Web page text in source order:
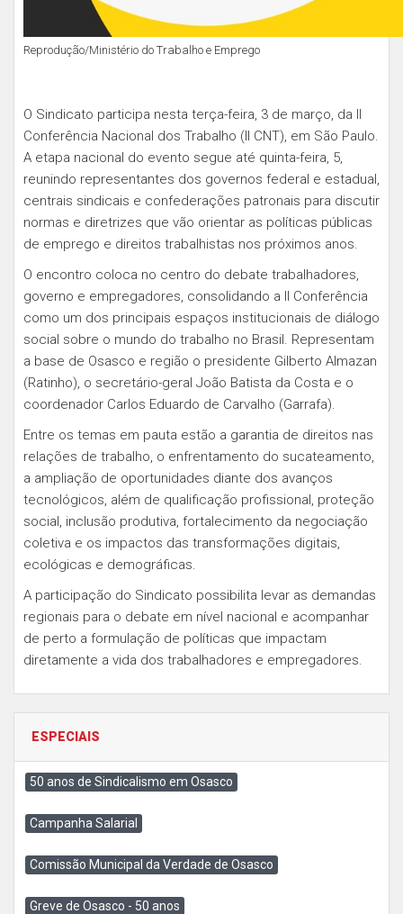
Reprodução/Ministério do Trabalho e Emprego
O Sindicato participa nesta terça-feira, 3 de março, da II
Conferência Nacional dos Trabalho (II CNT), em São Paulo.
A etapa nacional do evento segue até quinta-feira, 5,
reunindo representantes dos governos federal e estadual,
centrais sindicais e confederações patronais para discutir
normas e diretrizes que vão orientar as políticas públicas
de emprego e direitos trabalhistas nos próximos anos.
O encontro coloca no centro do debate trabalhadores,
governo e empregadores, consolidando a II Conferência
como um dos principais espaços institucionais de diálogo
social sobre o mundo do trabalho no Brasil. Representam
a base de Osasco e região o presidente Gilberto Almazan
(Ratinho), o secretário-geral João Batista da Costa e o
coordenador Carlos Eduardo de Carvalho (Garrafa).
Entre os temas em pauta estão a garantia de direitos nas
relações de trabalho, o enfrentamento do sucateamento,
a ampliação de oportunidades diante dos avanços
tecnológicos, além de qualificação profissional, proteção
social, inclusão produtiva, fortalecimento da negociação
coletiva e os impactos das transformações digitais,
ecológicas e demográficas.
A participação do Sindicato possibilita levar as demandas
regionais para o debate em nível nacional e acompanhar
de perto a formulação de políticas que impactam
diretamente a vida dos trabalhadores e empregadores.
ESPECIAIS
50 anos de Sindicalismo em Osasco
Campanha Salarial
Comissão Municipal da Verdade de Osasco
Greve de Osasco - 50 anos